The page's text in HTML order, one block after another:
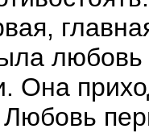
любовь
Она
Любовь